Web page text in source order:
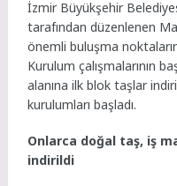
İzmir Büyükşehir
tarafından düzenlenen
önemli buluşma
Kurulum çalışmalarının
alanına ilk blok taşlar
kurulumları başladı.
Onlarca doğal taş, iş
indirildi